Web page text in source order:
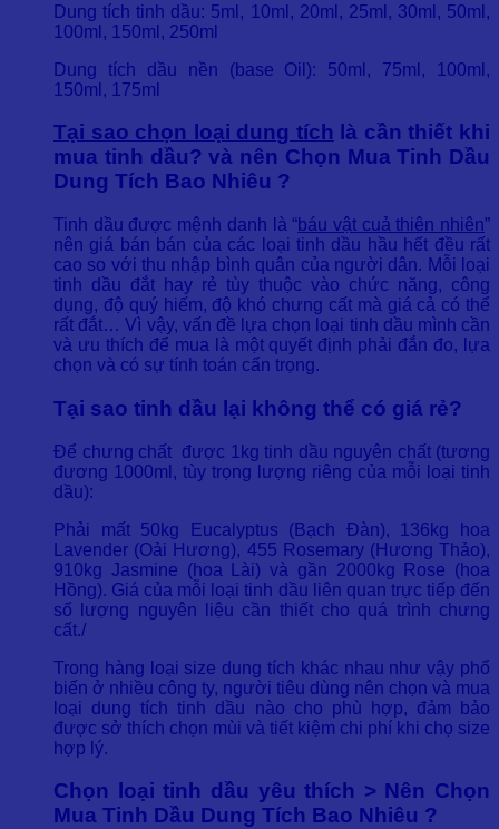
Dung tích tinh dầu: 5ml, 10ml, 20ml, 25ml, 30ml, 50ml,
100ml, 150ml, 250ml
Dung tích dầu nền (base Oil): 50ml, 75ml, 100ml,
150ml, 175ml
Tại sao chọn loại dung tích là cần thiết khi
mua tinh dầu? và nên Chọn Mua Tinh Dầu
Dung Tích Bao Nhiêu ?
Tinh dầu được mệnh danh là “báu vật cuả thiên nhiên”
nên giá bán bán của các loại tinh dầu hầu hết đều rất
cao so với thu nhập bình quân của người dân. Mỗi loại
tinh dầu đắt hay rẻ tùy thuộc vào chức năng, công
dụng, độ quý hiếm, độ khó chưng cất mà giá cả có thể
rất đắt… Vì vậy, vấn đề lựa chọn loại tinh dầu mình cần
và ưu thích để mua là một quyết định phải đắn đo, lựa
chọn và có sự tính toán cẩn trọng.
Tại sao tinh dầu lại không thể có giá rẻ?
Để chưng chất được 1kg tinh dầu nguyên chất (tương
đương 1000ml, tùy trọng lượng riêng của mỗi loại tinh
dầu):
Phải mất 50kg Eucalyptus (Bạch Đàn), 136kg hoa
Lavender (Oải Hương), 455 Rosemary (Hương Thảo),
910kg Jasmine (hoa Lài) và gần 2000kg Rose (hoa
Hồng). Giá của mỗi loại tinh dầu liên quan trực tiếp đến
số lượng nguyên liệu cần thiết cho quá trình chưng
cất./
Trong hàng loại size dung tích khác nhau như vậy phổ
biến ở nhiều công ty, người tiêu dùng nên chọn và mua
loại dung tích tinh dầu nào cho phù hợp, đảm bảo
được sở thích chọn mùi và tiết kiệm chi phí khi chọ size
hợp lý.
Chọn loại tinh dầu yêu thích > Nên Chọn
Mua Tinh Dầu Dung Tích Bao Nhiêu ?